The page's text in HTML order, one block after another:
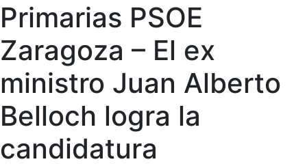
Primarias PSOE
Zaragoza – El ex
ministro Juan Alberto
Belloch logra la
candidatura